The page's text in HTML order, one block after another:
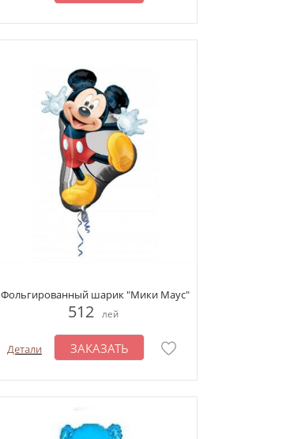
Фольгированный шарик "Мики Маус"
512 лей
Детали ЗАКАЗАТЬ